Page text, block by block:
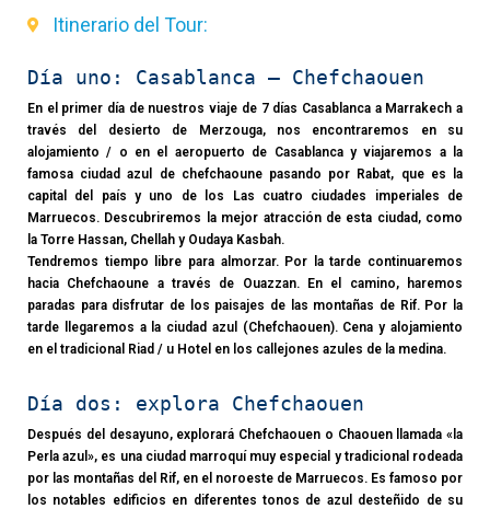
Itinerario del Tour:
Día uno: Casablanca – Chefchaouen
En el primer día de nuestros viaje de 7 días Casablanca a Marrakech a
través del desierto de Merzouga, nos encontraremos en su
alojamiento / o en el aeropuerto de Casablanca y viajaremos a la
famosa ciudad azul de chefchaoune pasando por Rabat, que es la
capital del país y uno de los Las cuatro ciudades imperiales de
Marruecos. Descubriremos la mejor atracción de esta ciudad, como
la Torre Hassan, Chellah y Oudaya Kasbah.
Tendremos tiempo libre para almorzar. Por la tarde continuaremos
hacia Chefchaoune a través de Ouazzan. En el camino, haremos
paradas para disfrutar de los paisajes de las montañas de Rif. Por la
tarde llegaremos a la ciudad azul (Chefchaouen). Cena y alojamiento
en el tradicional Riad / u Hotel en los callejones azules de la medina.
Día dos: explora Chefchaouen
Después del desayuno, explorará Chefchaouen o Chaouen llamada «la
Perla azul», es una ciudad marroquí muy especial y tradicional rodeada
por las montañas del Rif, en el noroeste de Marruecos. Es famoso por
los notables edificios en diferentes tonos de azul desteñido de su